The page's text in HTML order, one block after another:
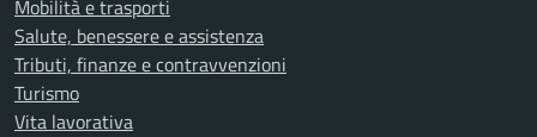
Mobilità e trasporti
Salute, benessere e assistenza
Tributi, finanze e contravvenzioni
Turismo
Vita lavorativa